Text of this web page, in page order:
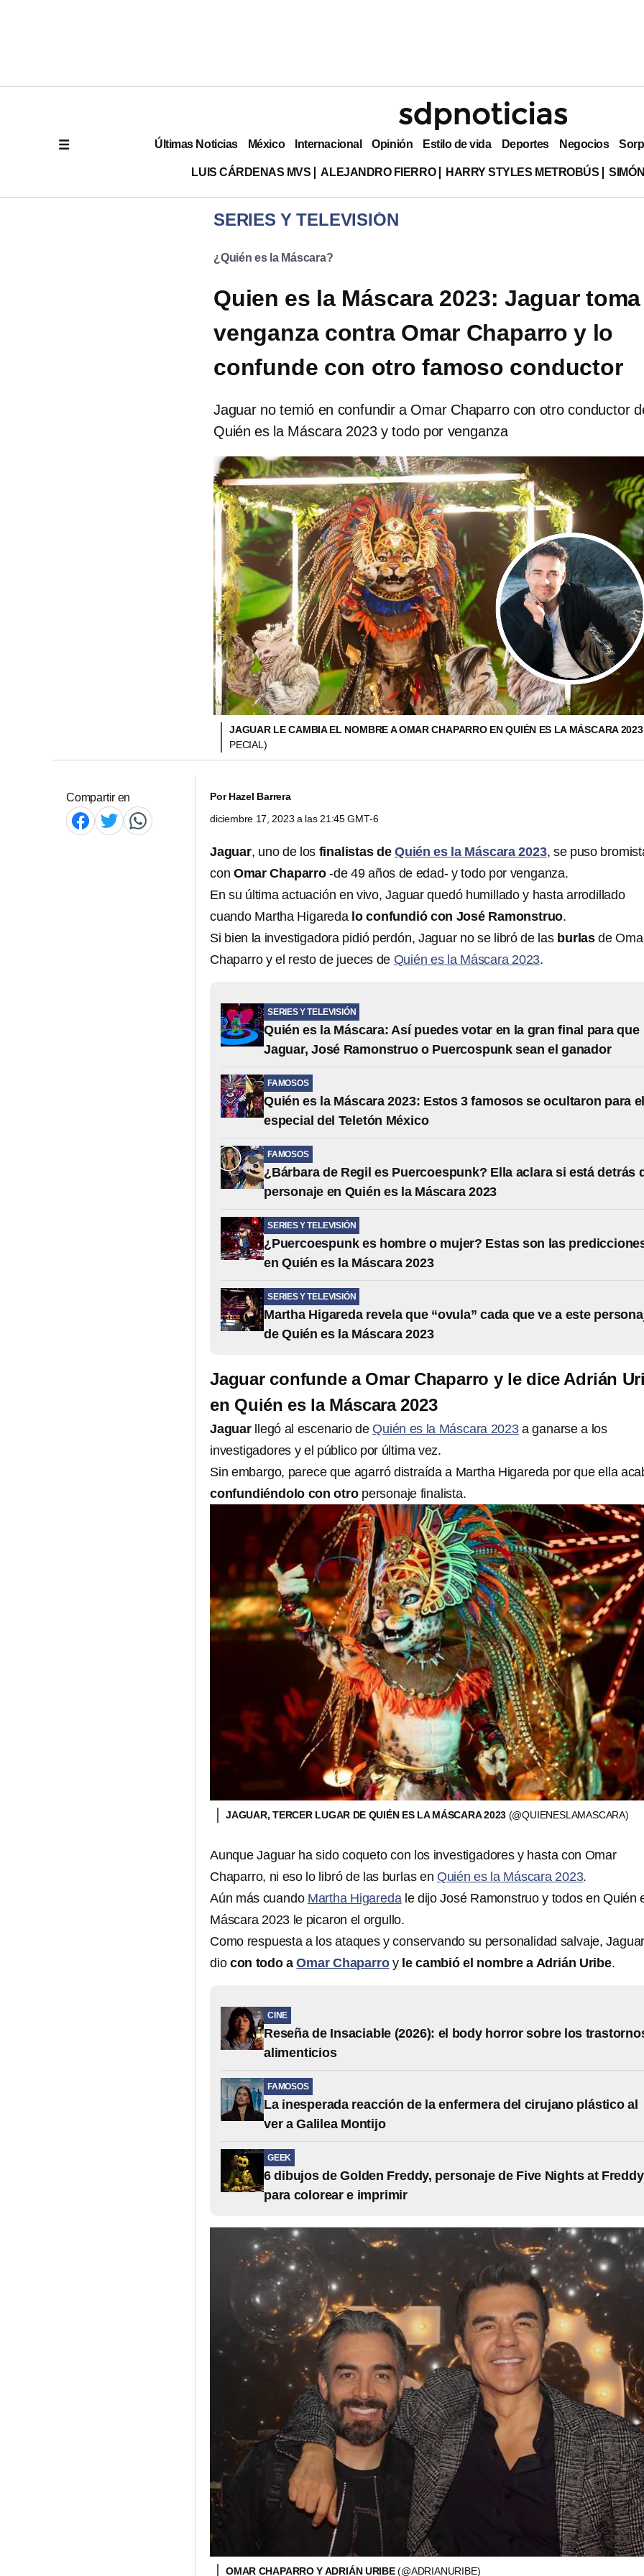
Últimas Noticias México Internacional Opinión Estilo de vida Deportes Negocios
LUIS CÁRDENAS MVS ALEJANDRO FIERRO HARRY STYLES METROBÚS
SERIES Y TELEVISIÓN
¿Quién es la Máscara?
Quien es la Máscara 2023: Jaguar toma
venganza contra Omar Chaparro y lo
confunde con otro famoso conductor
Jaguar no temió en confundir a Omar Chaparro con otro conductor
Quién es la Máscara 2023 y todo por venganza
JAGUAR LE CAMBIA EL NOMBRE A OMAR CHAPARRO EN QUIÉN ES LA MÁSCARA
PECIAL)
Compartir en PorHazel Barrera
diciembre 17, 2023 a las 21:45 GMT-6
Jaguar, uno de los finalistas deQuién es la Máscara 2023, se puso
con Omar Chaparro-de 49 años de edad- y todo por venganza.
En su última actuación en vivo, Jaguar quedó humillado y hasta arrodillado
cuando Martha Higareda lo confundió con José Ramonstruo.
Si bien la investigadora pidió perdón, Jaguar no se libró de las burlas de
Chaparro y el resto de jueces de Quién es la Máscara 2023.
SERIES Y TELEVISIÓN
Quién es la Máscara: Así puedes votar en la gran final para que
Jaguar, José Ramonstruo o Puercospunk sean el ganador
FAMOSOS
Quién es la Máscara 2023: Estos 3 famosos se ocultaron para
especial del Teletón México
FAMOSOS
¿Bárbara de Regil es Puercoespunk? Ella aclara si está detrás
personaje en Quién es la Máscara 2023
SERIES Y TELEVISIÓN
¿Puercoespunk es hombre o mujer? Estas son las
en Quién es la Máscara 2023
SERIES Y TELEVISIÓN
Martha Higareda revela que “ovula” cada que ve a este
de Quién es la Máscara 2023
Jaguar confunde a Omar Chaparro y le dice Adrián
en Quién es la Máscara 2023
Jaguar llegó al escenario de Quién es la Máscara 2023a ganarse a los
investigadores y el público por última vez.
Sin embargo, parece que agarró distraída a Martha Higareda por que ella
confundiéndolo con otro personaje finalista.
JAGUAR, TERCER LUGAR DE QUIÉN ES LA MÁSCARA 2023 (@QUIENESLAMASCARA)
Aunque Jaguar ha sido coqueto con los investigadores y hasta con Omar
Chaparro, ni eso lo libró de las burlas en Quién es la Máscara 2023.
Aún más cuando Martha Higaredale dijo José Ramonstruo y todos en Quién
Máscara 2023 le picaron el orgullo.
Como respuesta a los ataques y conservando su personalidad salvaje,
dio con todo aOmar Chaparro y le cambió el nombre a Adrián Uribe.
CINE
Reseña de Insaciable (2026): el body horror sobre los
alimenticios
FAMOSOS
La inesperada reacción de la enfermera del cirujano plástico al
ver a Galilea Montijo
GEEK
6 dibujos de Golden Freddy, personaje de Five Nights at
para colorear e imprimir
OMAR CHAPARRO Y ADRIÁN URIBE(@ADRIANURIBE)